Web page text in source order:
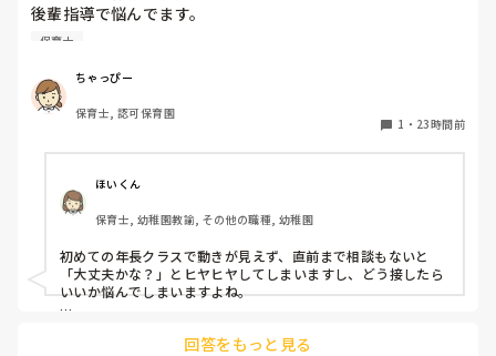
後輩指導で悩んでます。
初めて年長を持つ後輩がいますが
いで様子見てると直前になるまで何もアクションがなかった
り
他の職員に聞いてる様子もなくて
よほど自分に聞きづらいのか、聞く必要性さえ感じないの
か、もうよくわからないです。
対応にも悩みます。
保育士
ちゃっぴー
保育士, 認可保育園
1 ・ 23時間前
ほいくん
保育士, 幼稚園教諭, その他の職種, 幼稚園
初めての年長クラスで動きが見えず、直前まで相談もないと
「大丈夫かな？」とヒヤヒヤしてしまいますし、どう接したら
いいか悩んでしまいますよね。
「こんなこと聞いたら迷惑かな」と抱え込んでいるケースがと
回答をもっと見る